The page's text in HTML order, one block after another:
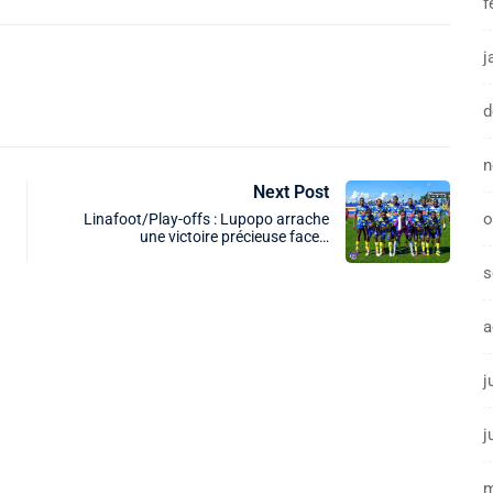
Next Post
Linafoot/Play-offs : Lupopo arrache
une victoire précieuse face…